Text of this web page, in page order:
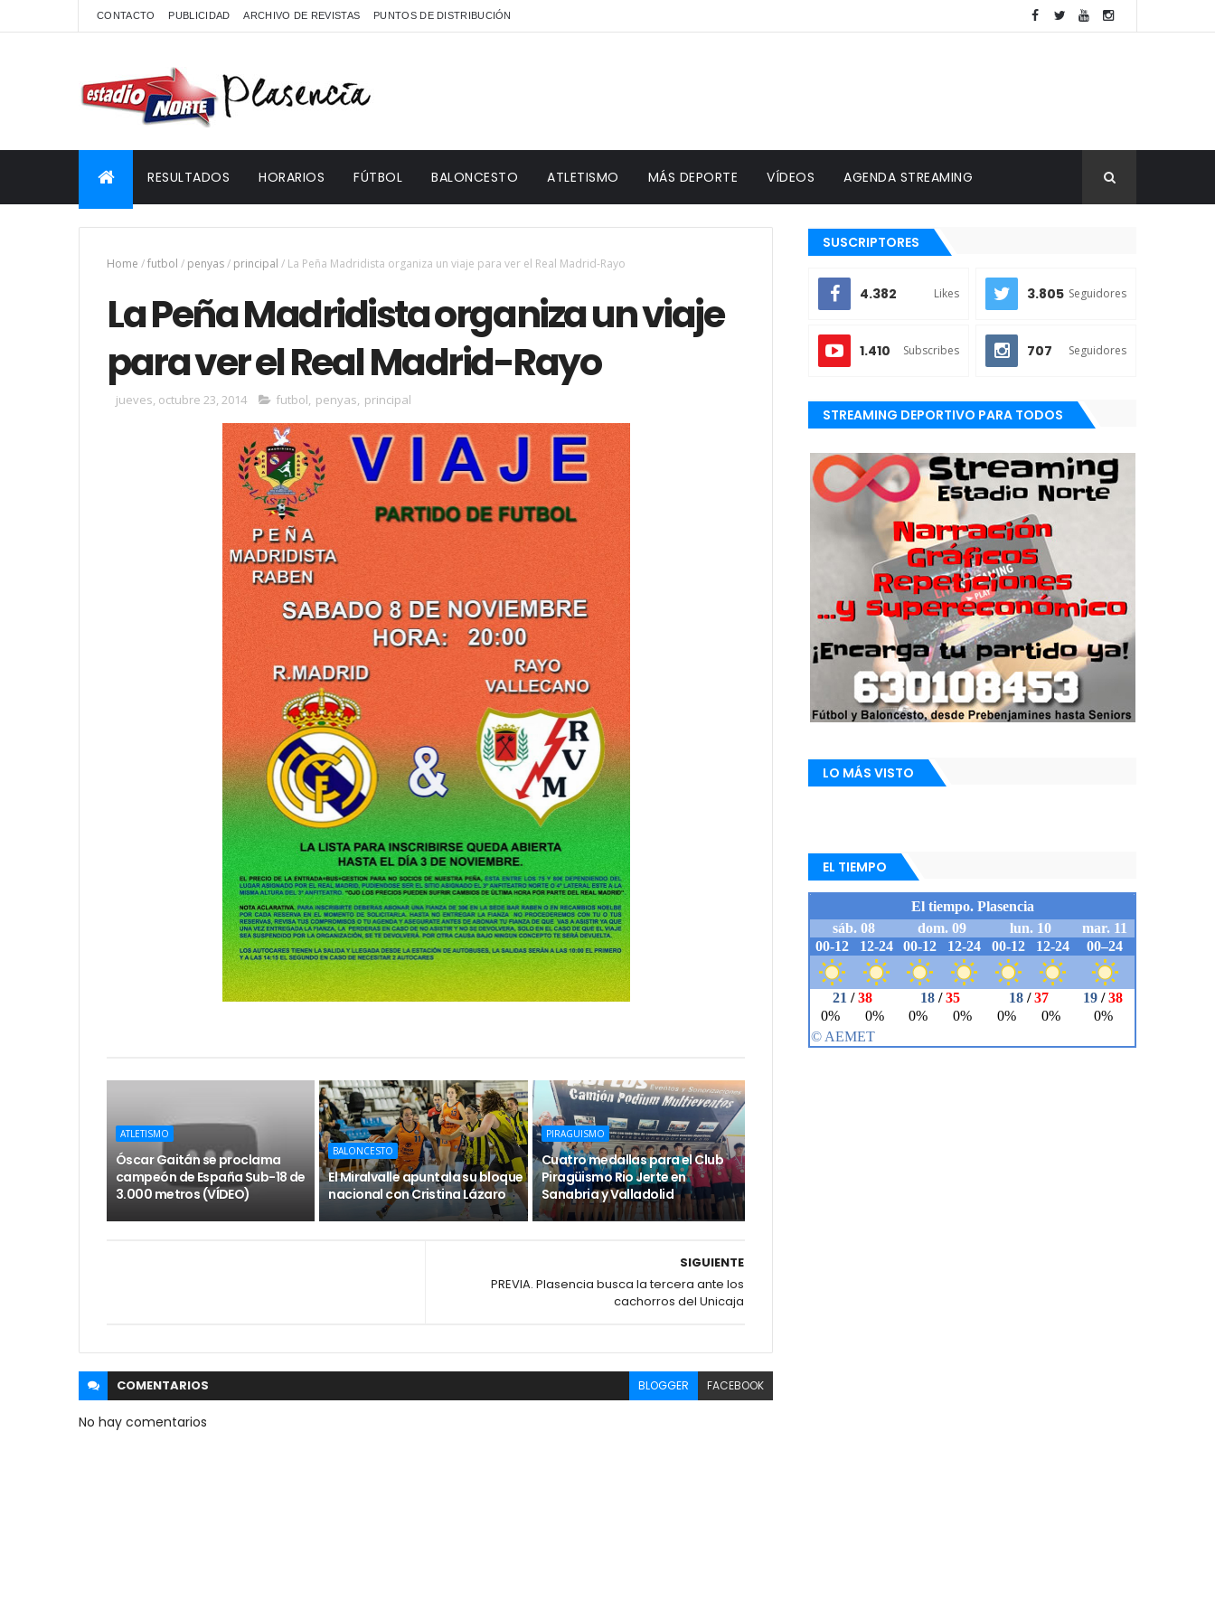
CONTACTO PUBLICIDAD ARCHIVO DE REVISTAS PUNTOS DE DISTRIBUCIÓN
RESULTADOS HORARIOS FÚTBOL BALONCESTO ATLETISMO MÁS DEPORTE VÍDEOS AGENDA STREAMING
Home /futbol / penyas/ principal / La Peña Madridista organiza un viaje para ver el Real Madrid-Rayo
La Peña Madridista organiza un viaje
para ver el Real Madrid-Rayo
jueves, octubre 23, 2014 futbol, penyas, principal
ATLETISMO
Óscar Gaitán se proclama
campeón de España Sub-18 de
3.000 metros (VÍDEO)
BALONCESTO
El Miralvalle apuntala su bloque
nacional con Cristina Lázaro
PIRAGUISMO
Cuatro medallas para el Club
Piragüismo Rio Jerte en
Sanabria y Valladolid
SIGUIENTE
PREVIA. Plasencia busca la tercera ante los
cachorros del Unicaja
COMENTARIOS BLOGGER FACEBOOK
No hay comentarios
SUSCRIPTORES
4.382 Likes 3.805 Seguidores
1.410 Subscribes 707 Seguidores
STREAMING DEPORTIVO PARA TODOS
LO MÁS VISTO
EL TIEMPO